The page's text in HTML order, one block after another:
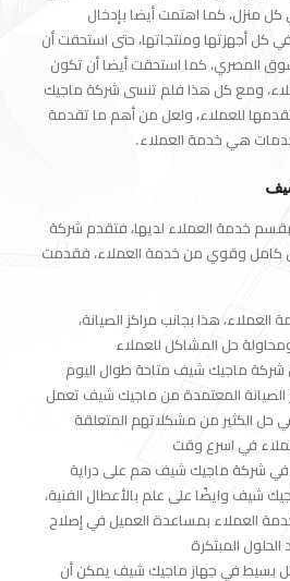
كل منزل، كما اهتمت أيضا بإدخال
كل أجهزتها ومنتجاتها، حتى استحقت أن
المصري، كما استحقت أيضا أن تكون
ومع كل هذا فلم تنسى شركة ماجيك
للعملاء، ولعل من أهم ما تقدمة
هي خدمة العملاء.
خدمة العملاء لديها، فتقدم شركة
كامل وقوي من خدمة العملاء، فقدمت
هذا بجانب مراكز الصيانة،
حل المشاكل للعملاء
شركة ماجيك شيف متاحة طوال اليوم
الصيانة المعتمدة من ماجيك شيف تعمل
حل الكثير من مشكلاتهم المتعلقة
في اسرع وقت
في شركة ماجيك شيف هم على دراية
شيف وايضًا على علم بالأعطال الفنية،
العملاء بمساعدة العميل في إصلاح
الحلول المبتكرة
بسيط في جهاز ماجيك شيف يمكن أن